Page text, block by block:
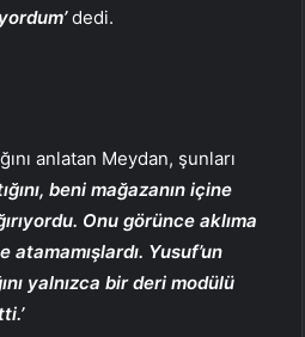
dedi.
anlatan Meydan, şunları
beni mağazanın içine
Onu görünce aklıma
atamamışlardı. Yusuf’un
yalnızca bir deri modülü